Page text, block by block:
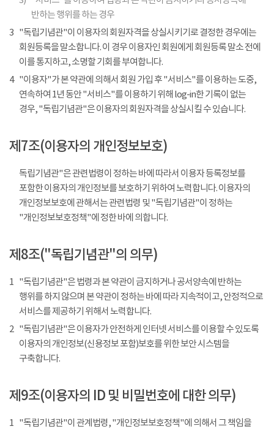
반하는 행위를 하는 경우
3 "독립기념관"이 이용자의 회원자격을 상실시키기로 결정한 경우에는
회원등록을 말소합니다. 이 경우 이용자인 회원에게 회원등록 말소 전에
이를 통지하고, 소명할 기회를 부여합니다.
4
"이용자"가 본 약관에 의해서 회원 가입 후 "서비스"를 이용하는 도중,
연속하여 1년 동안 "서비스"를 이용하기 위해 log-in한 기록이 없는
경우, "독립기념관"은 이용자의 회원자격을 상실시킬 수 있습니다.
제7조(이용자의 개인정보보호)
독립기념관"은 관련법령이 정하는 바에 따라서 이용자 등록정보를
포함한 이용자의 개인정보를 보호하기 위하여 노력합니다. 이용자의
개인정보보호에 관해서는 관련법령 및 "독립기념관"이 정하는
"개인정보보호정책"에 정한 바에 의합니다.
제8조("독립기념관"의 의무)
1 "독립기념관"은 법령과 본 약관이 금지하거나 공서양속에 반하는
행위를 하지 않으며 본 약관이 정하는 바에 따라 지속적이고, 안정적으로
서비스를 제공하기 위해서 노력합니다.
2 "독립기념관"은 이용자가 안전하게 인터넷 서비스를 이용할 수 있도록
이용자의 개인정보(신용정보 포함)보호를 위한 보안 시스템을
구축합니다.
제9조(이용자의 ID 및 비밀번호에 대한 의무)
1 "독립기념관"이 관계법령, "개인정보보호정책"에 의해서 그 책임을